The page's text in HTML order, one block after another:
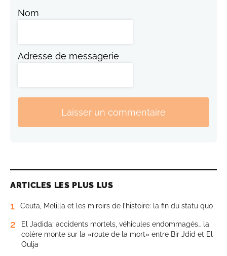
Nom
Adresse de messagerie
Laisser un commentaire
ARTICLES LES PLUS LUS
1 Ceuta, Melilla et les miroirs de l’histoire: la fin du statu quo
2
El Jadida: accidents mortels, véhicules endommagés… la
colère monte sur la «route de la mort» entre Bir Jdid et El
Oulja